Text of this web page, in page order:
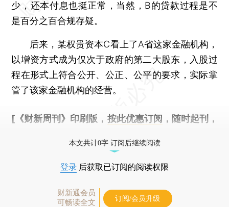
少，还本付息也挺正常，当然，B的贷款过程是不
是百分之百合规存疑。
后来，某权贵资本C看上了A省这家金融机构，
以增资方式成为仅次于政府的第二大股东，入股过
程在形式上符合公开、公正、公平的要求，实际掌
管了该家金融机构的经营。
[《财新周刊》印刷版， 按此优惠订阅 ，随时起刊，
本文共计0字 订阅后继续阅读
登录 后获取已订阅的阅读权限
财新通会员
可畅读全文
订阅/会员升级